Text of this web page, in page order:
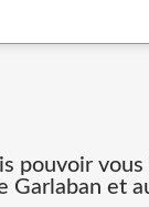
pouvoir
Garlaban et